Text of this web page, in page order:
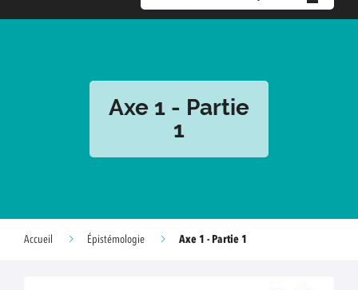
Axe 1 - Partie
1
Accueil Épistémologie Axe 1 - Partie 1